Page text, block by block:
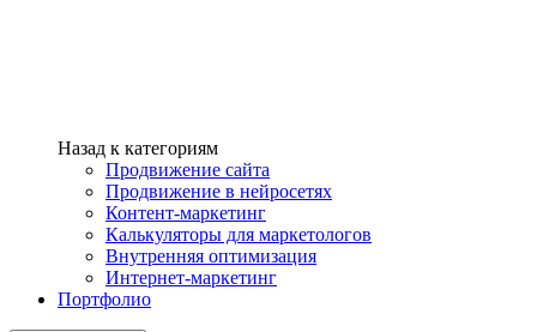
Назад к категориям
Продвижение сайта
Продвижение в нейросетях
Контент-маркетинг
Калькуляторы для маркетологов
Внутренняя оптимизация
Интернет-маркетинг
Портфолио